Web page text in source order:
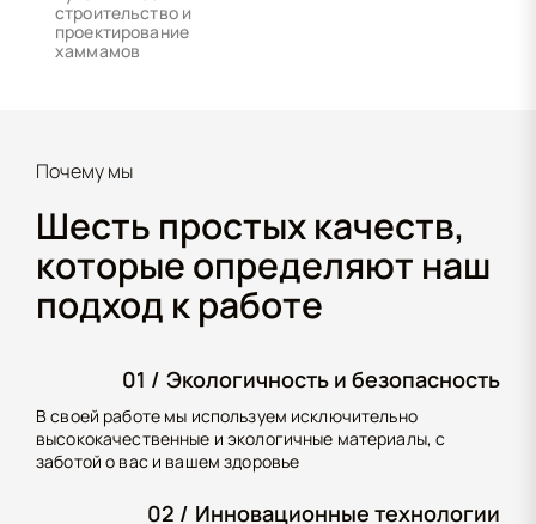
строительство и
проектирование
хаммамов
Почему мы
Шесть простых качеств,
которые определяют наш
подход к работе
01 / Экологичность и безопасность
В своей работе мы используем исключительно
высококачественные и экологичные материалы, с
заботой о вас и вашем здоровье
02 / Инновационные технологии